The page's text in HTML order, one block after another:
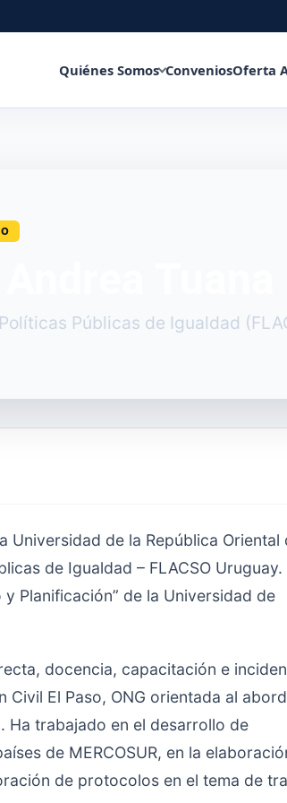
Quiénes Somos ConveniosOferta
Tuana
Públicas de Igualdad
Universidad de la República Oriental
de Igualdad – FLACSO Uruguay.
Planificación” de la Universidad de
docencia, capacitación e
El Paso, ONG orientada al
Ha trabajado en el desarrollo de
de MERCOSUR, en la
de protocolos en el tema de